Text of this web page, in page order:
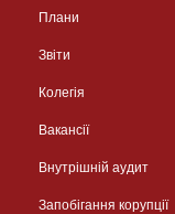
Плани
Звіти
Колегія
Вакансії
Внутрішній аудит
Запобігання корупції